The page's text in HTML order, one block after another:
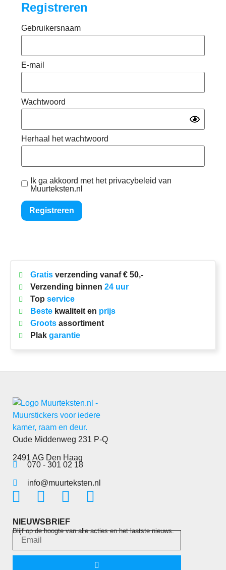
Registreren
Gebruikersnaam
E-mail
Wachtwoord
Herhaal het wachtwoord
Ik ga akkoord met het privacybeleid van
Muurteksten.nl
Registreren
Gratisverzending vanaf € 50,-
Verzending binnen 24 uur
Top service
Bestekwaliteit en prijs
Grootsassortiment
Plak garantie
Oude Middenweg 231 P-Q
2491 AG Den Haag
070 - 301 02 18
info@muurteksten.nl
NIEUWSBRIEF
Blijf op de hoogte van alle acties en het laatste nieuws.